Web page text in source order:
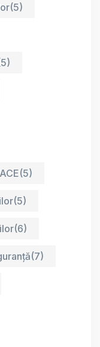
(5)
(5)
(5)
(6)
(7)